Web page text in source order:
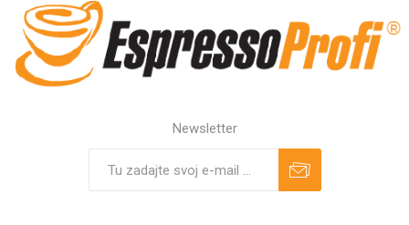
Newsletter